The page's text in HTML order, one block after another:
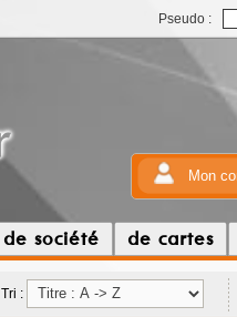
Pseudo :
Mon
de société de cartes
Tri :